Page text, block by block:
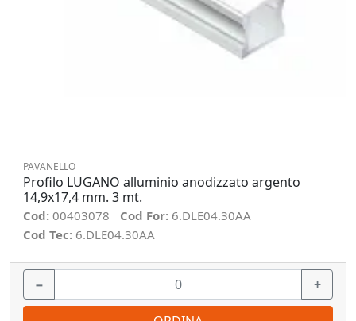
PAVANELLO
Profilo LUGANO alluminio anodizzato argento
14,9x17,4 mm. 3 mt.
Cod: 00403078 Cod For: 6.DLE04.30AA
Cod Tec: 6.DLE04.30AA
− +